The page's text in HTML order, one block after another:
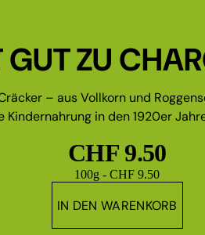
GUT ZU
– aus Vollkorn und
Kindernahrung in den 1920er
CHF 9.50
Grundpreis
100g - CHF 9.50
IN DEN WARENKORB